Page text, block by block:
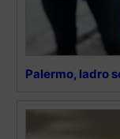
Palermo, ladro